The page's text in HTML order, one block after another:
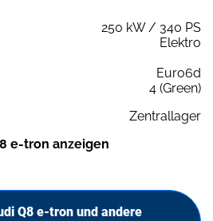
250 kW / 340 PS
Elektro
Euro6d
4 (Green)
Zentrallager
e-tron anzeigen
Q8 e-tron und andere